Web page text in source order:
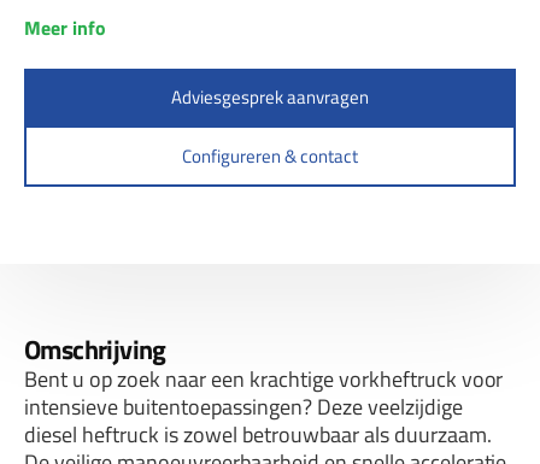
Meer info
Adviesgesprek aanvragen
Configureren & contact
Omschrijving
Bent u op zoek naar een krachtige vorkheftruck voor
intensieve buitentoepassingen? Deze veelzijdige
diesel heftruck is zowel betrouwbaar als duurzaam.